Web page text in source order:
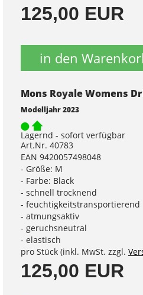
125,00 EUR
in den
Mons Royale Womens
Modelljahr 2023
Lagernd - sofort verfügbar
Art.Nr. 40783
EAN 9420057498048
- Größe: M
- Farbe: Black
- schnell trocknend
- feuchtigkeitstransportierend
- atmungsaktiv
- geruchsneutral
- elastisch
pro Stück (inkl. MwSt. zzgl.
125,00 EUR